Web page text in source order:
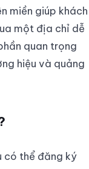
miền giúp khách
một địa chỉ dễ
quan trọng
hiệu và quảng
có thể đăng ký